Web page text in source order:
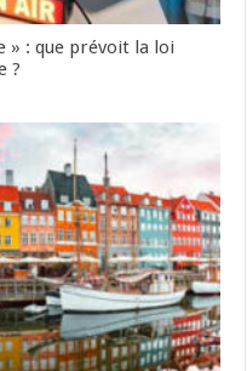
» : que prévoit la loi
?